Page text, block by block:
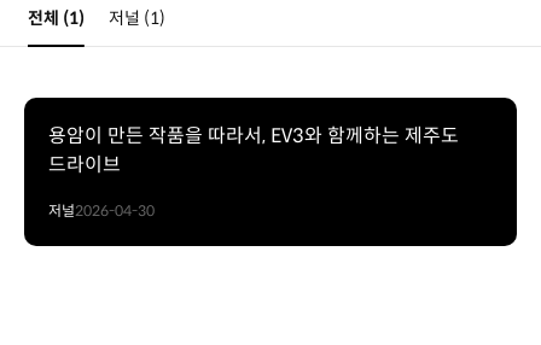
전체 (1) 저널 (1)
용암이 만든 작품을 따라서, EV3와 함께하는 제주도
드라이브
저널2026-04-30